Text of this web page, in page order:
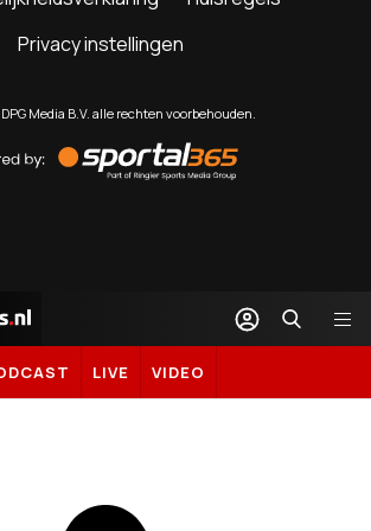
Privacy instellingen
DPG Media B.V. alle rechten voorbehouden.
by
Sportal365
LIVE VIDEO